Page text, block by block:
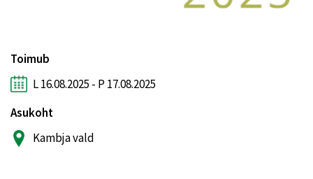
Toimub
L 16.08.2025 - P 17.08.2025
Asukoht
Kambja vald